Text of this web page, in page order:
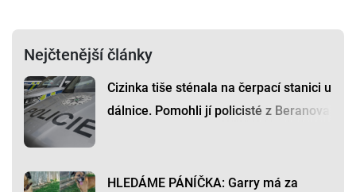
Nejčtenější články
Cizinka tiše sténala na čerpací stanici u
dálnice. Pomohli jí policisté z Beranova
HLEDÁME PÁNÍČKA: Garry má za